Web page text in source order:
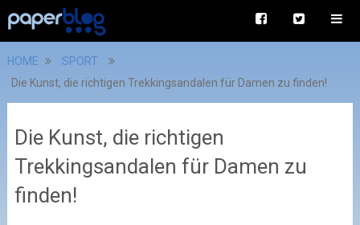
HOME
SPORT
Die Kunst, die richtigen Trekkingsandalen für Damen zu finden!
Die Kunst, die richtigen
Trekkingsandalen für Damen zu
finden!